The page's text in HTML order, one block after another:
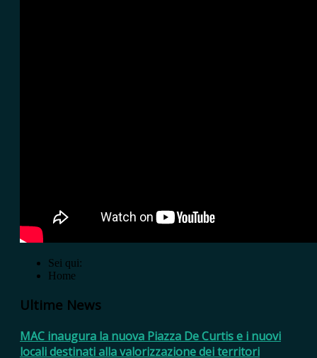
Sei qui:
Home
Ultime News
MAC inaugura la nuova Piazza De Curtis e i nuovi
locali destinati alla valorizzazione dei territori